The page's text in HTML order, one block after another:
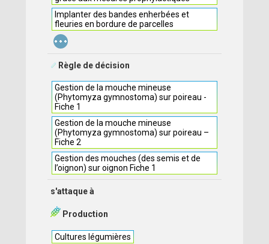
Implanter des bandes enherbées et
fleuries en bordure de parcelles
...
Règle de décision
Gestion de la mouche mineuse
(Phytomyza gymnostoma) sur poireau -
Fiche 1
Gestion de la mouche mineuse
(Phytomyza gymnostoma) sur poireau –
Fiche 2
Gestion des mouches (des semis et de
l’oignon) sur oignon Fiche 1
s'attaque à
Production
Cultures légumières